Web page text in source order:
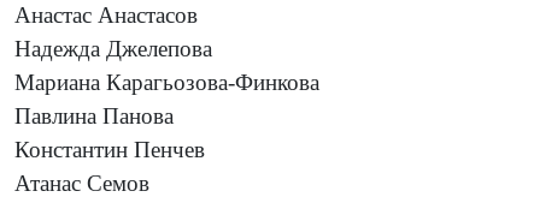
Анастас Анастасов
Надежда Джелепова
Мариана Карагьозова-Финкова
Павлина Панова
Константин Пенчев
Атанас Семов